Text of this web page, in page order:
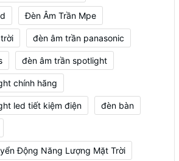
Đèn Âm Trần Mpe
đèn âm trần panasonic
đèn âm trần spotlight
chính hãng
led tiết kiệm điện đèn bàn
Động Năng Lượng Mặt Trời